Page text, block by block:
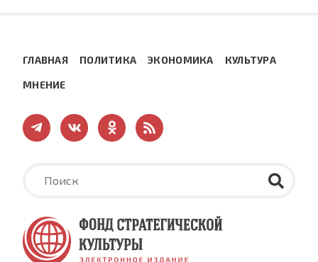
ГЛАВНАЯ ПОЛИТИКА ЭКОНОМИКА КУЛЬТУРА
МНЕНИЕ